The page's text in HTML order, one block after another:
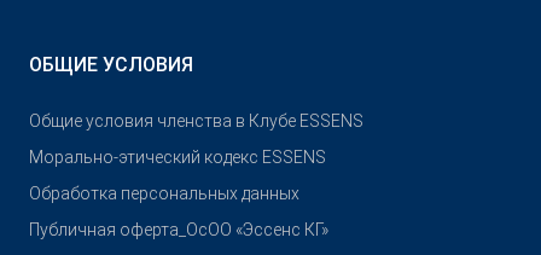
ОБЩИЕ УСЛОВИЯ
Общие условия членства в Клубе ESSENS
Морально-этический кодекс ESSENS
Обработка персональных данных
Публичная оферта_ОсОО «Эссенс КГ»